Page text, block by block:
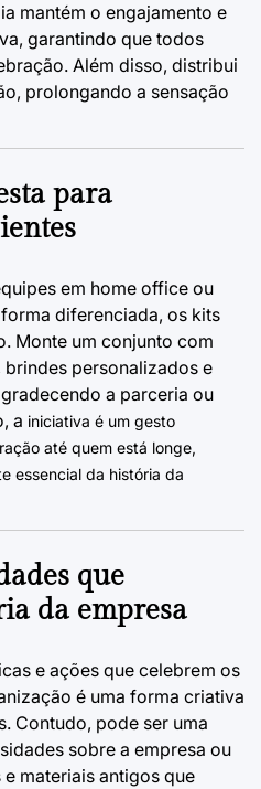
mantém o engajamento e
garantindo que todos
Além disso, distribui
prolongando a sensação
para
em home office ou
diferenciada, os kits
Monte um conjunto com
personalizados e
a parceria ou
a iniciativa é um gesto
até quem está longe,
essencial da história da
que
da empresa
e ações que celebrem os
é uma forma criativa
Contudo, pode ser uma
sobre a empresa ou
materiais antigos que